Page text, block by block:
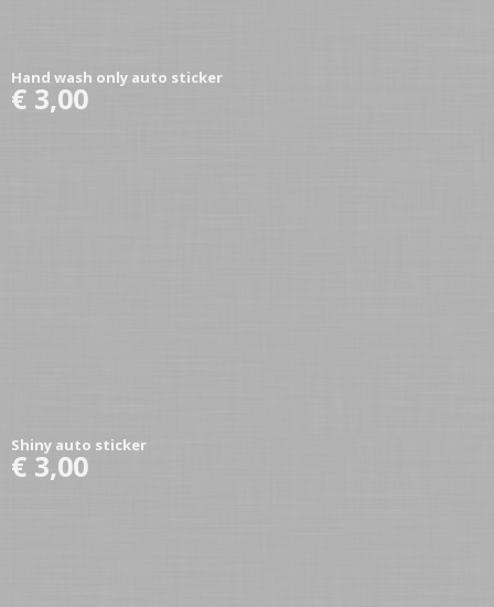
Hand wash only auto sticker
€ 3,00
Shiny auto sticker
€ 3,00